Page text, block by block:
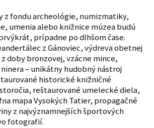
z fondu archeológie, numizmatiky,
umenia alebo knižnice múzea budú
prípadne po dlhšom čase.
z Gánoviec, výdreva obetnej
doby bronzovej, vzácne mince,
– unikátny hudobný nástroj
historické knižničné
reštaurované umelecké diela,
mapa Vysokých Tatier, propagačné
z najvýznamnejších športových
fotografií.